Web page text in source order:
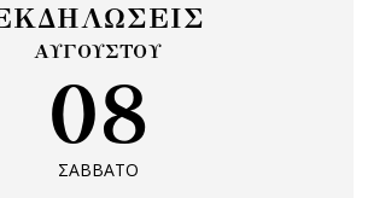
ΑΥΓΟΥΣΤΟΥ
08
ΣΑΒΒΑΤΟ